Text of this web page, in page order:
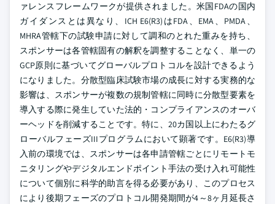
ァレンスフレームワークが提供されました。米国FDAの国内
ガイダンスとは異なり、ICH E6(R3)はFDA、EMA、PMDA、
MHRA管轄下の試験申請に対して調和のとれた重みを持ち、
スポンサーは各管轄固有の解釈を調整することなく、単一の
GCP原則に基づいてグローバルプロトコルを設計できるよう
になりました。分散型臨床試験市場の成長に対する実務的な
影響は、スポンサーが複数の規制管轄に同時に分散型要素を
導入する際に発生していた法的・コンプライアンスのオーバ
ーヘッドを削減することです。特に、20カ国以上にわたるグ
ローバルフェーズIIIプログラムにおいて顕著です。E6(R3)導
入前の環境では、スポンサーは各申請管轄ごとにリモートモ
ニタリングやデジタルエンドポイント手法の受け入れ可能性
について個別に科学的助言を得る必要があり、このプロセス
により後期フェーズのプロトコル開発期間が4～8ヶ月延長さ